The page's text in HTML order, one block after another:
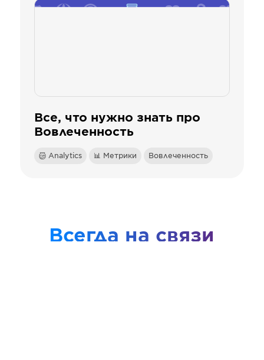
Все, что нужно знать про
Вовлеченность
Analytics 📊 Метрики Вовлеченность
Всегда на связи